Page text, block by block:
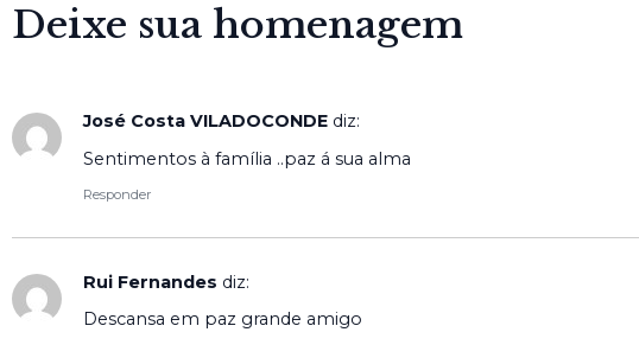
Deixe sua homenagem
José Costa VILADOCONDE diz:
Sentimentos à família ..paz á sua alma
Responder
Rui Fernandes diz:
Descansa em paz grande amigo